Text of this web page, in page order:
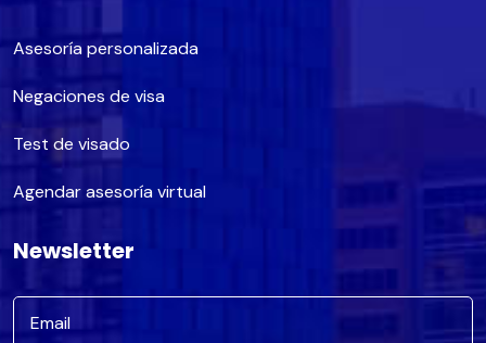
Asesoría personalizada
Negaciones de visa
Test de visado
Agendar asesoría virtual
Newsletter